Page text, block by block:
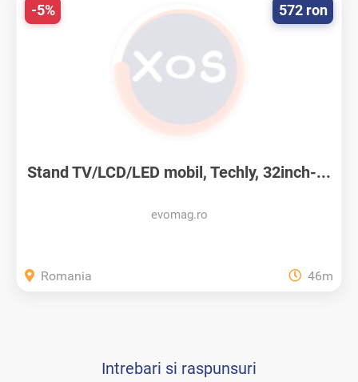
Stand TV/LCD/LED mobil, Techly, 32inch-...
evomag.ro
572 ron
-5%
Romania 46m
Intrebari si raspunsuri